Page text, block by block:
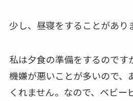
少し、昼寝をすることがあり
私は夕食の準備をするのです
機嫌が悪いことが多いので、
くれません。なので、ベビー